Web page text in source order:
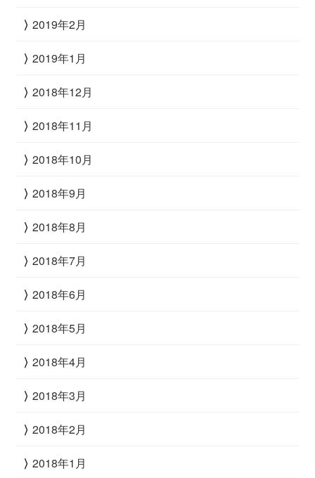
2019年2月
2019年1月
2018年12月
2018年11月
2018年10月
2018年9月
2018年8月
2018年7月
2018年6月
2018年5月
2018年4月
2018年3月
2018年2月
2018年1月